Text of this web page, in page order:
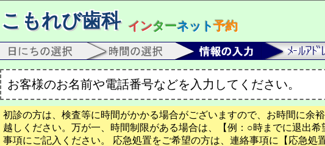
こもれび歯科 インターネット予約
お客様のお名前や電話番号などを入力してください。
初診の方は、検査等に時間がかかる場合がございますので、お時間に余
越しください。万が一、時間制限がある場合は、【例：○時までに退出希
事項にご記入ください。 応急処置をご希望の方は、連絡事項に【応急処